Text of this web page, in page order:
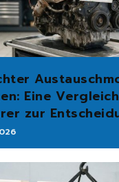
Eine
zur